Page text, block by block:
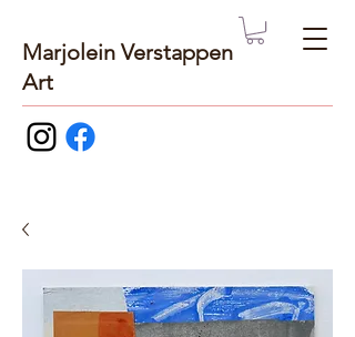
Marjolein Verstappen
Art